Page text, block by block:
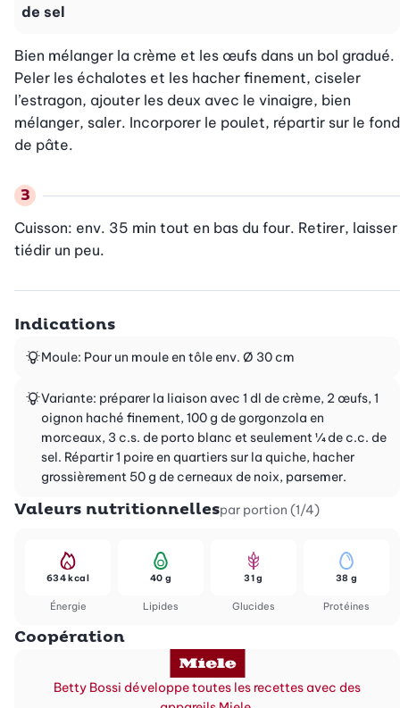
de sel
Bien mélanger la crème et les œufs dans un bol gradué.
Peler les échalotes et les hacher finement, ciseler
l’estragon, ajouter les deux avec le vinaigre, bien
mélanger, saler. Incorporer le poulet, répartir sur le fond
de pâte.
Cuisson: env. 35 min tout en bas du four. Retirer, laisser
tiédir un peu.
Indications
Moule: Pour un moule en tôle env. Ø 30 cm
Variante: préparer la liaison avec 1 dl de crème, 2 œufs, 1
oignon haché finement, 100 g de gorgonzola en
morceaux, 3 c.s. de porto blanc et seulement ¼ de c.c. de
sel. Répartir 1 poire en quartiers sur la quiche, hacher
grossièrement 50 g de cerneaux de noix, parsemer.
Valeurs nutritionnellespar portion (1/4)
Énergie
634 kcal
Lipides
40 g
Glucides
31 g
Protéines
38 g
Coopération
Betty Bossi développe toutes les recettes avec des